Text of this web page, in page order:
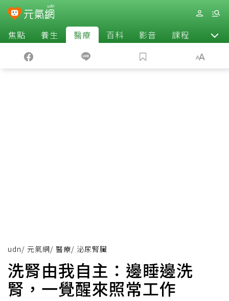
焦點 養生 醫療 百科 影音 課程 退休
udn/ 元氣網/ 醫療/ 泌尿腎臟
洗腎由我自主：邊睡邊洗
腎，一覺醒來照常工作